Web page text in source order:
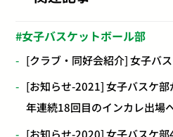
女子バスケットボール部
[クラブ・同好会紹介] 女子バ
[お知らせ-2021] 女子バスケ
年連続18回目のインカレ出場
[お知らせ-2020] 女子バスケ